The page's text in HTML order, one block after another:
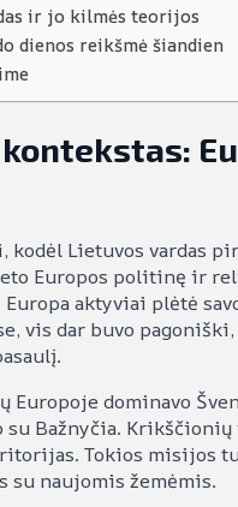
ir jo kilmės teorijos
dienos reikšmė šiandien
kodėl Lietuvos vardas
Europos politinę ir
aktyviai plėtė
vis dar buvo
Europoje dominavo
su Bažnyčia.
Tokios misijos
su naujomis žemėmis.